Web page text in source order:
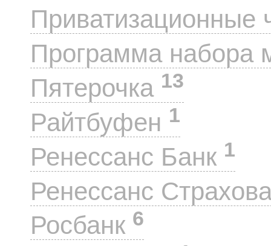
Приватизационные
Программа набора
Пятерочка 13
Райтбуфен 1
Ренессанс Банк 1
Ренессанс
Росбанк 6